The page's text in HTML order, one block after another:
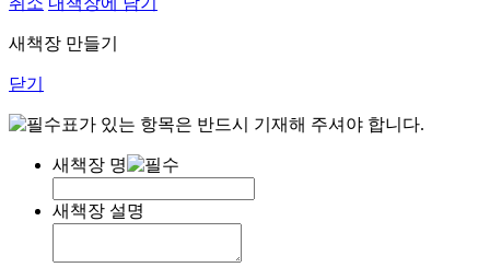
새책장 만들기
닫기
표가 있는 항목은 반드시 기재해 주셔야 합니다.
새책장 명
새책장 설명